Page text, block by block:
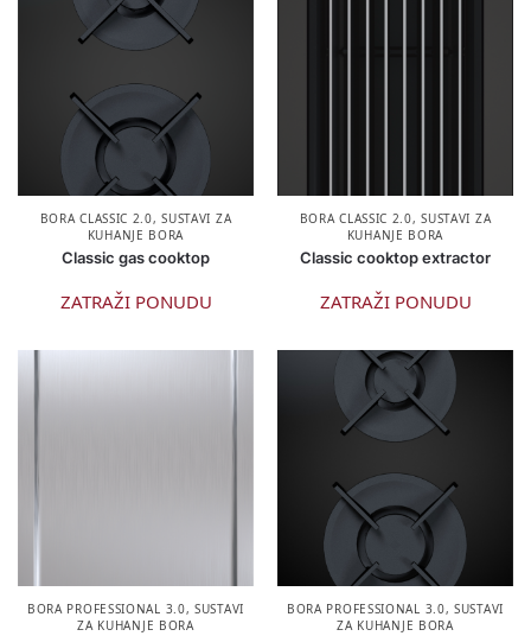
BORA CLASSIC 2.0,SUSTAVI ZA
KUHANJE BORA
Classic gas cooktop
ZATRAŽI PONUDU
BORA CLASSIC 2.0,SUSTAVI ZA
KUHANJE BORA
Classic cooktop extractor
ZATRAŽI PONUDU
BORA PROFESSIONAL 3.0,SUSTAVI
ZA KUHANJE BORA
BORA PROFESSIONAL 3.0,SUSTAVI
ZA KUHANJE BORA